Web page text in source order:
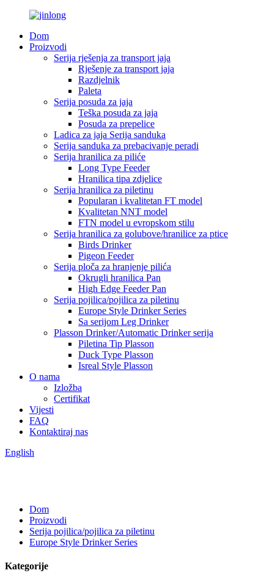
Dom
Proizvodi
Serija rješenja za transport jaja
Rješenje za transport jaja
Razdjelnik
Paleta
Serija posuda za jaja
Teška posuda za jaja
Posuda za prepelice
Ladica za jaja Serija sanduka
Serija sanduka za prebacivanje peradi
Serija hranilica za piliće
Long Type Feeder
Hranilica tipa zdjelice
Serija hranilica za piletinu
Popularan i kvalitetan FT model
Kvalitetan NNT model
FTN model u evropskom stilu
Serija hranilica za golubove/hranilice za ptice
Birds Drinker
Pigeon Feeder
Serija ploča za hranjenje pilića
Okrugli hranilica Pan
High Edge Feeder Pan
Serija pojilica/pojilica za piletinu
Europe Style Drinker Series
Sa serijom Leg Drinker
Plasson Drinker/Automatic Drinker serija
Piletina Tip Plasson
Duck Type Plasson
Isreal Style Plasson
O nama
Izložba
Certifikat
Vijesti
FAQ
Kontaktiraj nas
English
Dom
Proizvodi
Serija pojilica/pojilica za piletinu
Europe Style Drinker Series
Kategorije